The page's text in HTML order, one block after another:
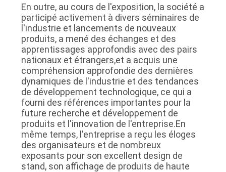
CAS
DEMANDEZ
UNE
CITATION
PLAN
SITE
En outre, au cours de l'exposition, la société a
participé activement à divers séminaires de
l'industrie et lancements de nouveaux
produits, a mené des échanges et des
apprentissages approfondis avec des pairs
nationaux et étrangers,et a acquis une
compréhension approfondie des dernières
dynamiques de l'industrie et des tendances
de développement technologique, ce qui a
fourni des références importantes pour la
future recherche et développement de
produits et l'innovation de l'entreprise.En
même temps, l'entreprise a reçu les éloges
des organisateurs et de nombreux
exposants pour son excellent design de
stand, son affichage de produits de haute